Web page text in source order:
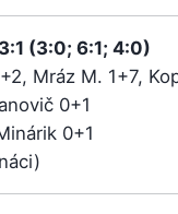
(3:0; 6:1; 4:0)
Mráz M. 1+7,
0+1
0+1